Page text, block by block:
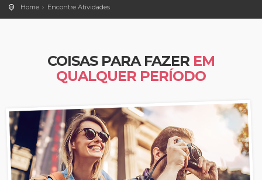
Home Encontre Atividades
COISAS PARA FAZER EM
QUALQUER PERÍODO